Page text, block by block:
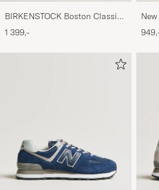
BIRKENSTOCK Boston Classic
Footbed Habana Oiled Leather
1 399,-
Black